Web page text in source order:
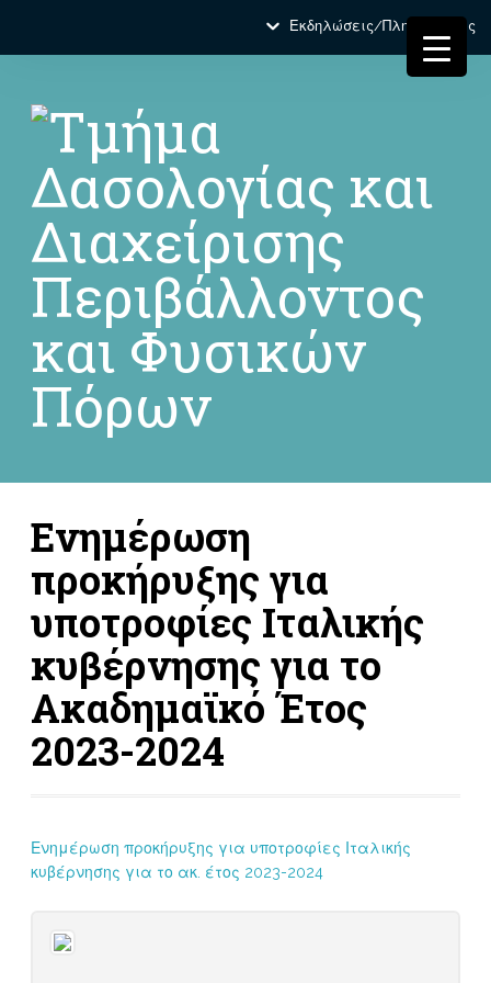
Εκδηλώσεις/Πληροφορίες
Ενημέρωση
προκήρυξης για
υποτροφίες Ιταλικής
κυβέρνησης για το
Ακαδημαϊκό Έτος
2023-2024
Ενημέρωση προκήρυξης για υποτροφίες Ιταλικής
κυβέρνησης για το ακ. έτος 2023-2024